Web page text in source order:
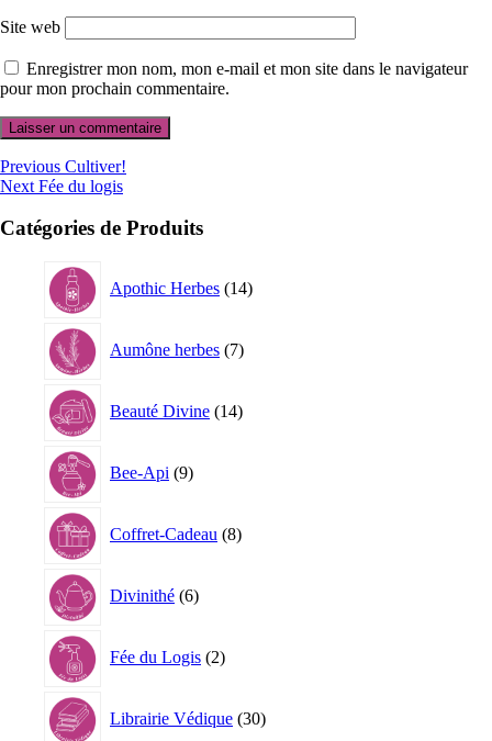
Site web
Enregistrer mon nom, mon e-mail et mon site dans le navigateur
pour mon prochain commentaire.
Navigation
de
l’article
Previous Previous
post:
Cultiver!
Next Next
Fée du logis
Catégories de Produits
Apothic Herbes 14produits
Aumône herbes 7produits
Beauté Divine 14produits
Bee-Api 9produits
Coffret-Cadeau 8produits
Divinithé 6produits
Fée du Logis 2produits
Librairie Védique 30produits